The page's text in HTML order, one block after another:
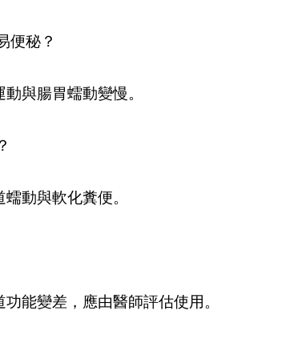
便秘？
與腸胃蠕動變慢。
動與軟化糞便。
能變差，應由醫師評估使用。